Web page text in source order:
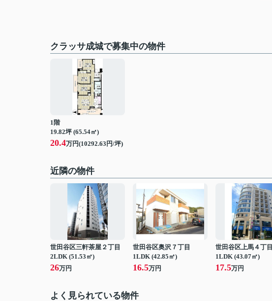
クラッサ成城で募集中の物件
1階
19.82坪 (65.54㎡)
20.4万円(10292.63円/坪)
近隣の物件
世田谷区三軒茶屋２丁目
2LDK (51.53㎡)
26万円
世田谷区奥沢７丁目
1LDK (42.85㎡)
16.5万円
世田谷区上馬４丁目
1LDK (43.07㎡)
17.5万円
よく見られている物件